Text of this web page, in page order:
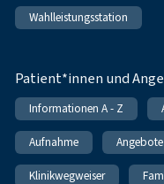
Wahlleistungsstation
Patient*innen und
Informationen A - Z
Aufnahme
Klinikwegweiser